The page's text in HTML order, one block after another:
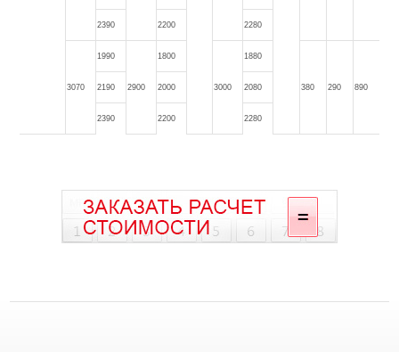
2390 2200 2280
3070
1990
2900
1800
3000
1880
380 290 890
2190 2000 2080
2390 2200 2280